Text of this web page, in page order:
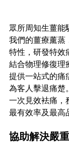
眾所周知生薑能
我們的薑療薰蒸
特性，研發特效
結合物理修復理
提供一站式的痛
為客人擊退痛楚
一次見效袪痛，
最有效率及最高
協助解決嚴